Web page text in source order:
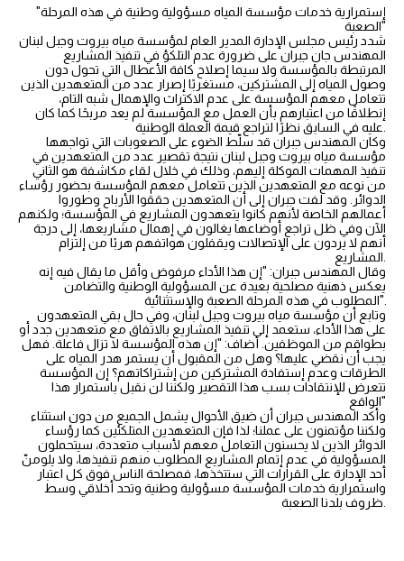
"إستمرارية خدمات مؤسسة المياه مسؤولية وطنية في هذه المرحلة
الصعبة"
شدد رئيس مجلس الإدارة المدير العام لمؤسسة مياه بيروت وجبل لبنان
المهندس جان جبران على ضرورة عدم التلكؤ في تنفيذ المشاريع
المرتبطة بالمؤسسة ولا سيما إصلاح كافة الأعطال التي تحول دون
وصول المياه إلى المشتركين، مستغربًا إصرار عدد من المتعهدين الذين
تتعامل معهم المؤسسة على عدم الاكتراث والإهمال شبه التام،
إنطلاقًا من اعتبارهم بأن العمل مع المؤسسة لم يعد مربحًا كما كان
وكان المهندس جبران قد سلّط الضوء على الصعوبات التي تواجهها
مؤسسة مياه بيروت وجبل لبنان نتيجة تقصير عدد من المتعهدين في
تنفيذ المهمات الموكلة إليهم، وذلك في خلال لقاء مكاشفة هو الثاني
من نوعه مع المتعهدين الذين تتعامل معهم المؤسسة بحضور رؤساء
الدوائر. وقد لفت جبران إلى أن المتعهدين حققوا الأرباح وطوروا
أعمالهم الخاصة لأنهم كانوا يتعهدون المشاريع في المؤسسة؛ ولكنهم
الآن وفي ظل تراجع أوضاعها يغالون في إهمال مشاريعها، إلى درجة
أنهم لا يردون على الإتصالات ويقفلون هواتفهم هربًا من إلتزام
وقال المهندس جبران: "إن هذا الأداء مرفوض وأقل ما يقال فيه إنه
يعكس ذهنية مصلحية بعيدة عن المسؤولية الوطنية والتضامن
المطلوب في هذه المرحلة الصعبة والإستثنائية".
وتابع أن مؤسسة مياه بيروت وجبل لبنان، وفي حال بقي المتعهدون
على هذا الأداء، ستعمد إلى تنفيذ المشاريع بالاتفاق مع متعهدين جدد أو
بطواقم من الموظفين. أضاف: "إن هذه المؤسسة لا تزال فاعلة. فهل
يجب أن نقضي عليها؟ وهل من المقبول أن يستمر هدر المياه على
الطرقات وعدم إستفادة المشتركين من إشتراكاتهم؟ إن المؤسسة
تتعرض للإنتقادات بسب هذا التقصير ولكننا لن نقبل باستمرار هذا
الواقع"
وأكد المهندس جبران أن ضيق الأحوال يشمل الجميع من دون استثناء
ولكننا مؤتمنون على عملنا؛ لذا فإن المتعهدين المتلكئين كما رؤساء
الدوائر الذين لا يحسنون التعامل معهم لأسباب متعددة، سيتحملون
المسؤولية في عدم إتمام المشاريع المطلوب منهم تنفيذها، ولا يلومنّ
أحد الإدارة على القرارات التي ستتخذها، فمصلحة الناس فوق كل اعتبار
واستمرارية خدمات المؤسسة مسؤولية وطنية وتحد أخلاقي وسط